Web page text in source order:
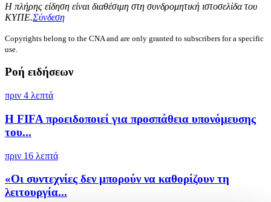
Η πλήρης είδηση είναι διαθέσιμη στη συνδρομητική ιστοσελίδα του
ΚΥΠΕ.Σύνδεση
Copyrights belong to the CNA and are only granted to subscribers for a specific
use.
Ροή ειδήσεων
πριν 4 λεπτά
Η FIFA προειδοποιεί για προσπάθεια υπονόμευσης
του...
πριν 16 λεπτά
«Οι συντεχνίες δεν μπορούν να καθορίζουν τη
λειτουργία...